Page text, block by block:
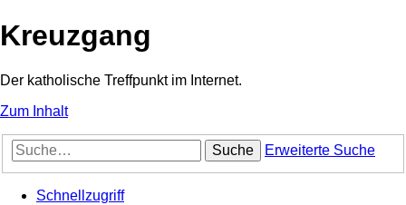
Kreuzgang
Der katholische Treffpunkt im Internet.
Zum Inhalt
Suche Erweiterte Suche
Schnellzugriff